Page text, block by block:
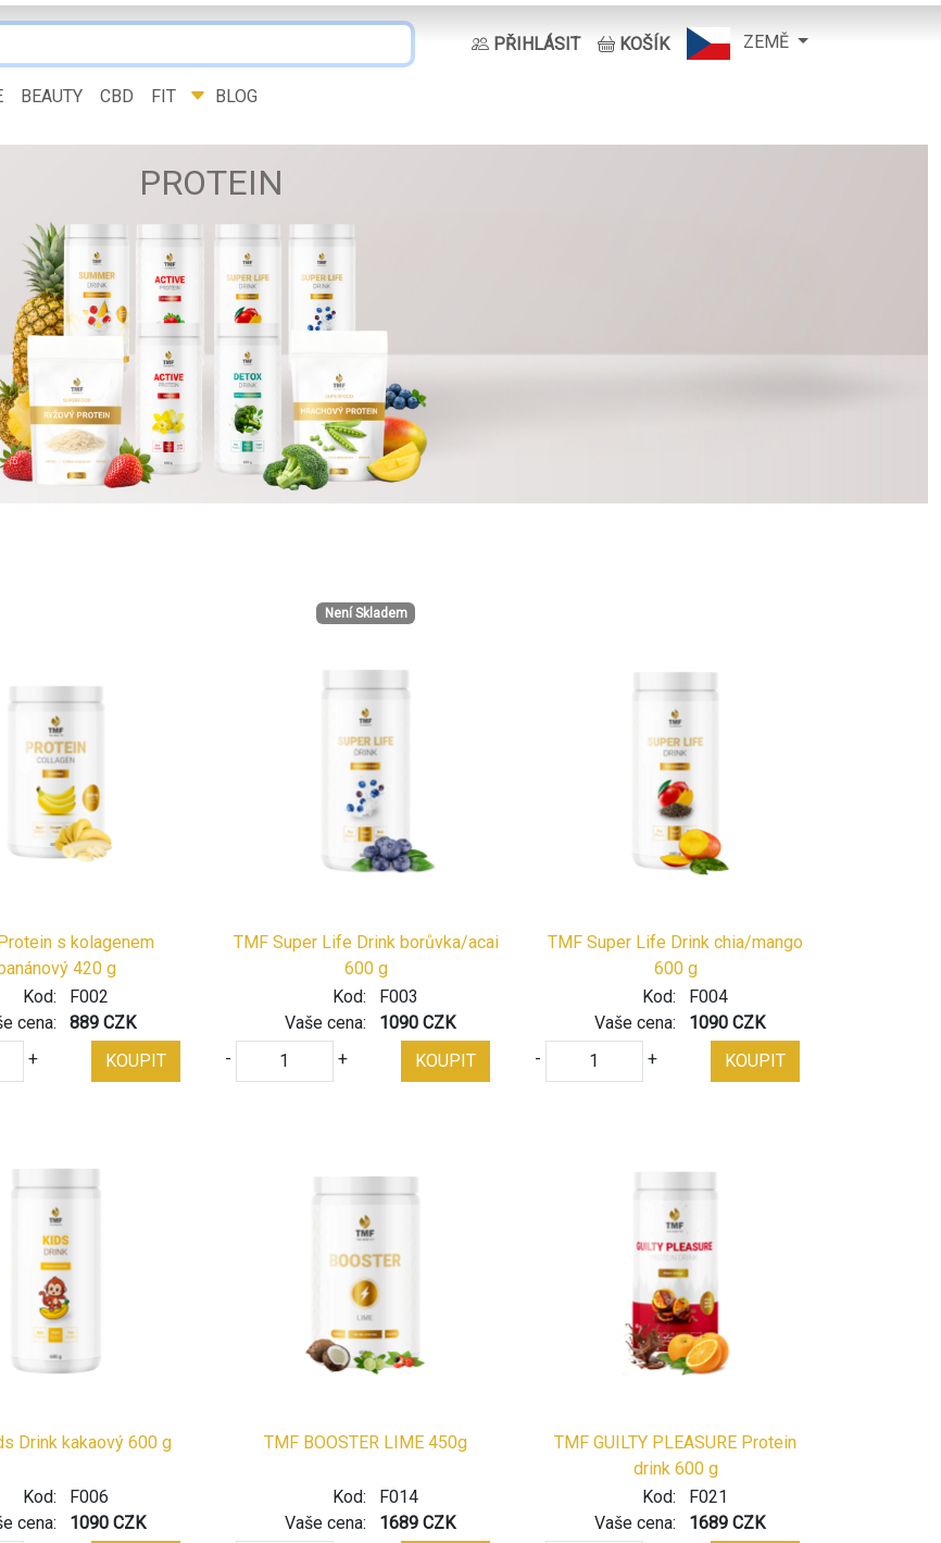
BEAUTY CBD FIT BLOG
PŘIHLÁSIT KOŠÍK ZEMĚ
PROTEIN
s kolagenem
420 g
Kod:
F002
cena:
889 CZK
+ KOUPIT
Není Skladem
TMF Super Life Drink borůvka/acai
600 g
Kod:
F003
Vaše cena:
1090 CZK
-
+ KOUPIT
TMF Super Life Drink chia/mango
600 g
Kod:
F004
Vaše cena:
1090 CZK
-
+ KOUPIT
Drink kakaový 600 g
Kod:
F006
cena:
1090 CZK
TMF BOOSTER LIME 450g
Kod:
F014
Vaše cena:
1689 CZK
TMF GUILTY PLEASURE Protein
drink 600 g
Kod:
F021
Vaše cena:
1689 CZK